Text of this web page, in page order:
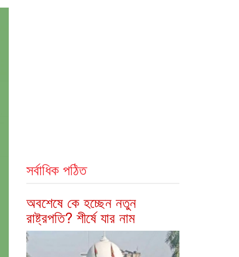
সর্বাধিক পঠিত
অবশেষে কে হচ্ছেন নতুন
রাষ্ট্রপতি? শীর্ষে যার নাম